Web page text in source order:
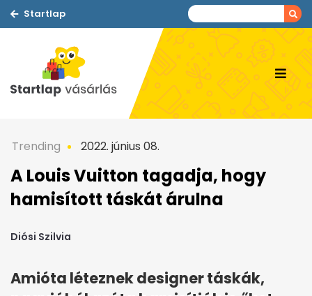
Startlap
Trending 2022. június 08.
A Louis Vuitton tagadja, hogy
hamisított táskát árulna
Diósi Szilvia
Amióta léteznek designer táskák,